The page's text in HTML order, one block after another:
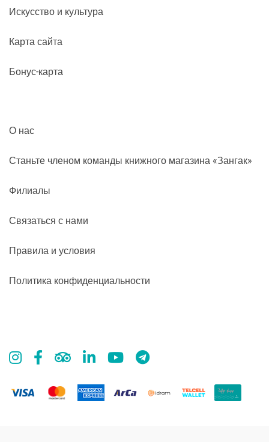
Искусство и культура
Карта сайта
Бонус-карта
О нас
Станьте членом команды книжного магазина «Зангак»
Филиалы
Связаться с нами
Правила и условия
Политика конфиденциальности